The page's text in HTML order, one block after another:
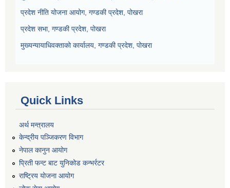
प्रदेश नीति योजना आयोग, गण्डकी प्रदेश, पोखरा
प्रदेश सभा, गण्डकी प्रदेश, पोखरा
मुख्यन्यायाधिवक्ताको कार्यालय, गण्डकी प्रदेश, पोखरा
Quick Links
अर्थ मन्त्रालय
केन्द्रीय पञ्जिकरण विभाग
नेपाल कानुन आयोग
प्रिती फन्ट बाट युनिकोड कन्भर्रटर
राष्ट्रिय योजना आयोग